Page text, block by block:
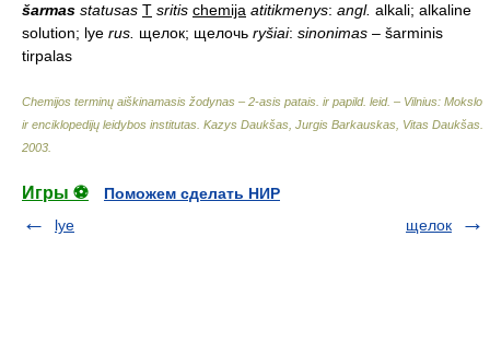
šarmas statusas T sritis chemija atitikmenys: angl. alkali; alkaline
solution; lye rus. щелок; щелочь ryšiai: sinonimas – šarminis
tirpalas
Chemijos terminų aiškinamasis žodynas – 2-asis patais. ir papild. leid. – Vilnius: Mokslo
ir enciklopedijų leidybos institutas Kazys Daukšas, Jurgis Barkauskas, Vitas Daukšas
2003
Игры ⚽
Поможем сделать НИР
lye
щелок